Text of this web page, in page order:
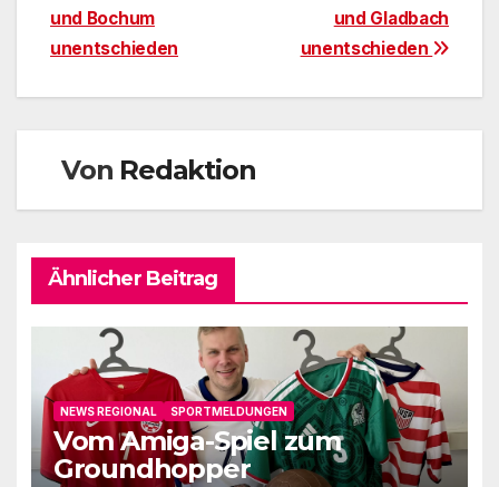
und Gladbach
unentschieden
und Bochum
unentschieden
Von Redaktion
Ähnlicher Beitrag
NEWS REGIONAL SPORTMELDUNGEN
Vom Amiga-Spiel zum
Groundhopper